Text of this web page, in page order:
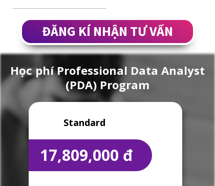
ĐĂNG KÍ NHẬN TƯ VẤN
Học phí Professional Data Analyst
(PDA) Program
17,809,000 đ
Standard